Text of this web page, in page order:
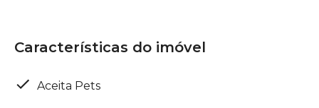
Características do imóvel
Aceita Pets